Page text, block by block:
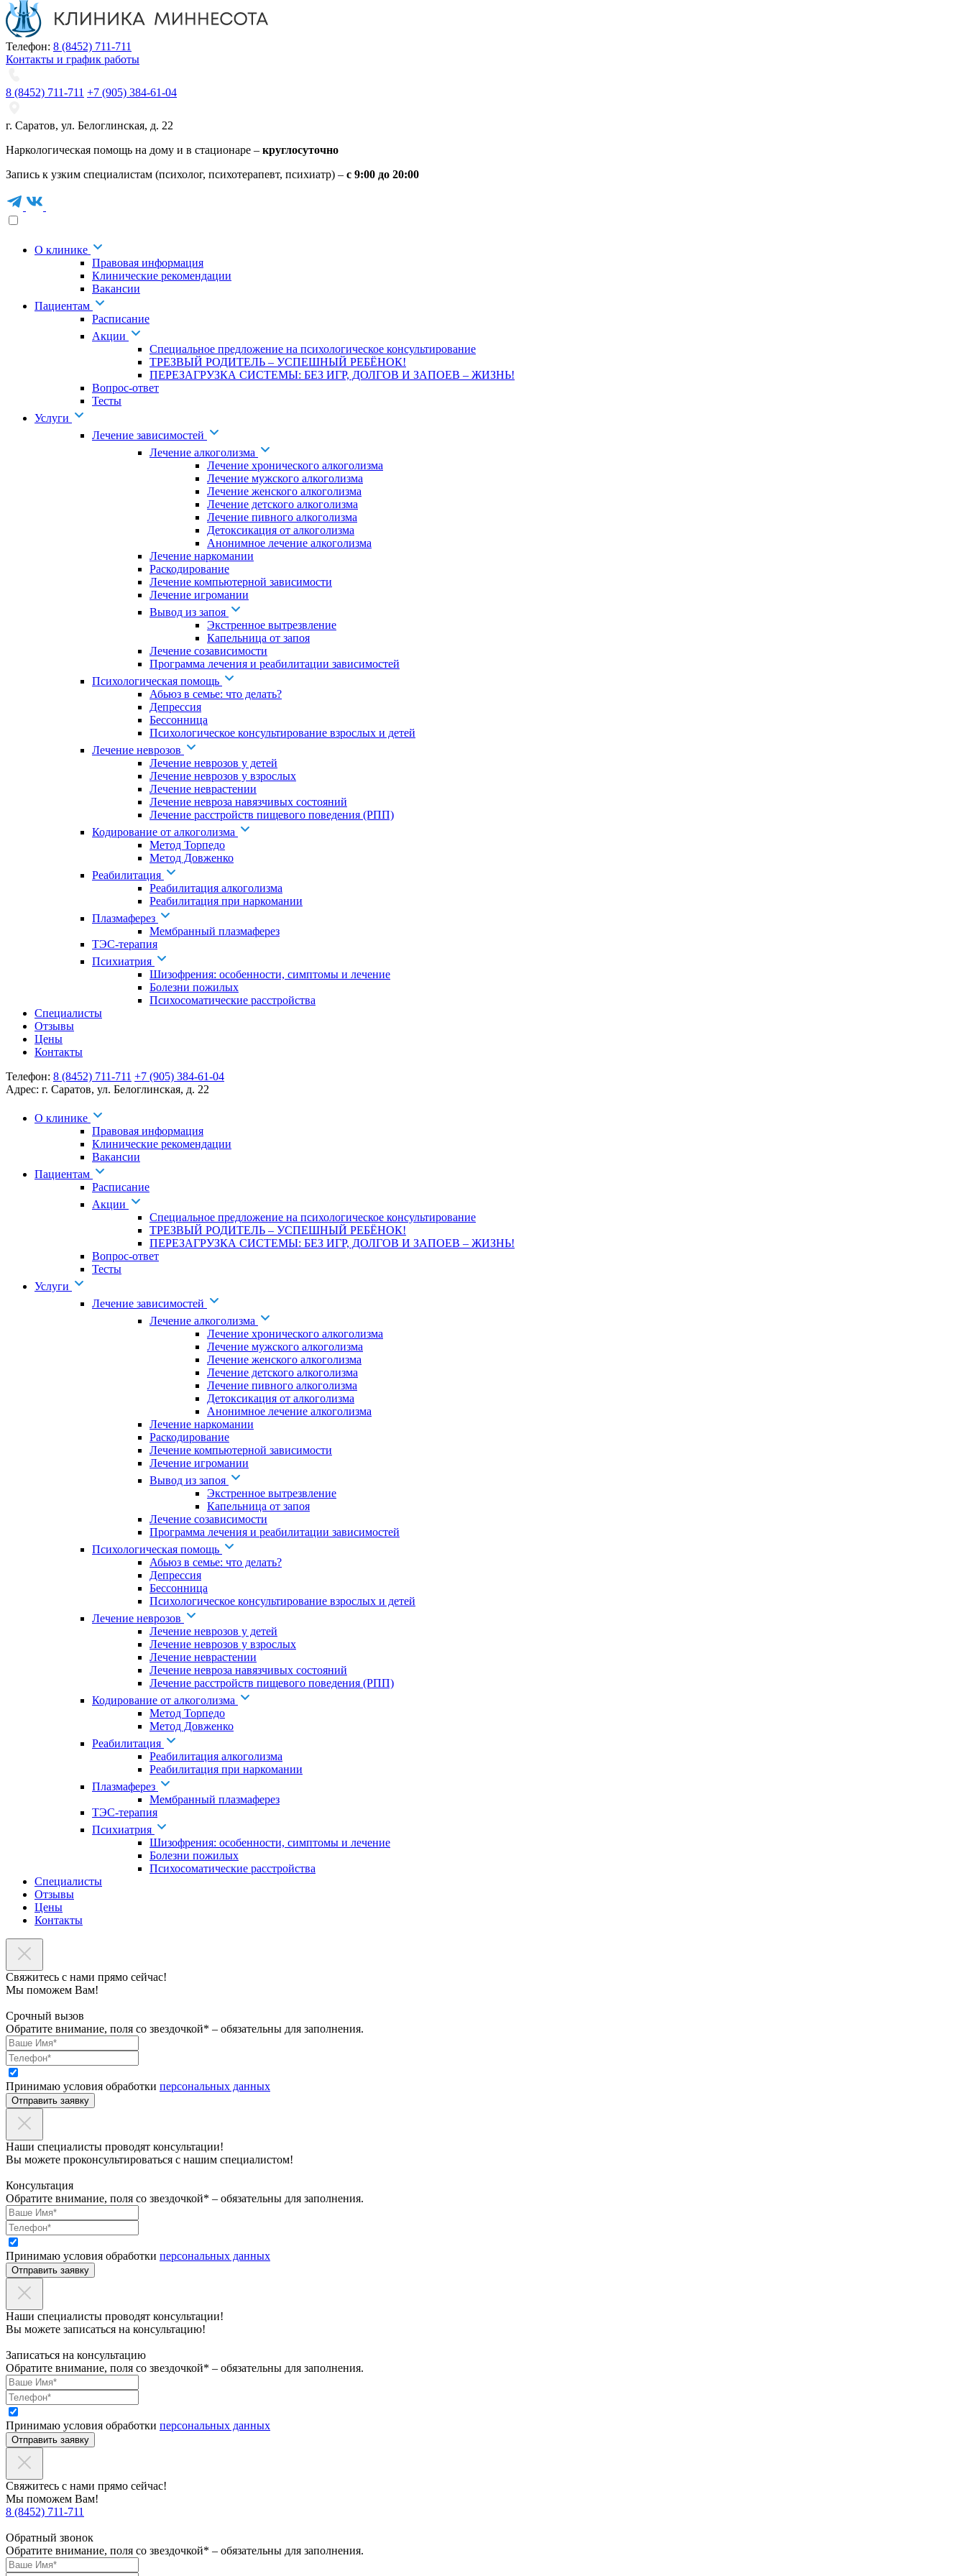
Телефон: 8 (8452) 711-711
Контакты и график работы
8 (8452) 711-711 +7 (905) 384-61-04
г. Саратов, ул. Белоглинская, д. 22
Наркологическая помощь на дому и в стационаре – круглосуточно
Запись к узким специалистам (психолог, психотерапевт, психиатр) – с 9:00 до 20:00
О клинике
Правовая информация
Клинические рекомендации
Вакансии
Пациентам
Расписание
Акции
Специальное предложение на психологическое консультирование
ТРЕЗВЫЙ РОДИТЕЛЬ – УСПЕШНЫЙ РЕБЁНОК!
ПЕРЕЗАГРУЗКА СИСТЕМЫ: БЕЗ ИГР, ДОЛГОВ И ЗАПОЕВ – ЖИЗНЬ!
Вопрос-ответ
Тесты
Услуги
Лечение зависимостей
Лечение алкоголизма
Лечение хронического алкоголизма
Лечение мужского алкоголизма
Лечение женского алкоголизма
Лечение детского алкоголизма
Лечение пивного алкоголизма
Детоксикация от алкоголизма
Анонимное лечение алкоголизма
Лечение наркомании
Раскодирование
Лечение компьютерной зависимости
Лечение игромании
Вывод из запоя
Экстренное вытрезвление
Капельница от запоя
Лечение созависимости
Программа лечения и реабилитации зависимостей
Психологическая помощь
Абьюз в семье: что делать?
Депрессия
Бессонница
Психологическое консультирование взрослых и детей
Лечение неврозов
Лечение неврозов у детей
Лечение неврозов у взрослых
Лечение неврастении
Лечение невроза навязчивых состояний
Лечение расстройств пищевого поведения (РПП)
Кодирование от алкоголизма
Метод Торпедо
Метод Довженко
Реабилитация
Реабилитация алкоголизма
Реабилитация при наркомании
Плазмаферез
Мембранный плазмаферез
ТЭС-терапия
Психиатрия
Шизофрения: особенности, симптомы и лечение
Болезни пожилых
Психосоматические расстройства
Специалисты
Отзывы
Цены
Контакты
Телефон: 8 (8452) 711-711 +7 (905) 384-61-04
Адрес: г. Саратов, ул. Белоглинская, д. 22
О клинике
Правовая информация
Клинические рекомендации
Вакансии
Пациентам
Расписание
Акции
Специальное предложение на психологическое консультирование
ТРЕЗВЫЙ РОДИТЕЛЬ – УСПЕШНЫЙ РЕБЁНОК!
ПЕРЕЗАГРУЗКА СИСТЕМЫ: БЕЗ ИГР, ДОЛГОВ И ЗАПОЕВ – ЖИЗНЬ!
Вопрос-ответ
Тесты
Услуги
Лечение зависимостей
Лечение алкоголизма
Лечение хронического алкоголизма
Лечение мужского алкоголизма
Лечение женского алкоголизма
Лечение детского алкоголизма
Лечение пивного алкоголизма
Детоксикация от алкоголизма
Анонимное лечение алкоголизма
Лечение наркомании
Раскодирование
Лечение компьютерной зависимости
Лечение игромании
Вывод из запоя
Экстренное вытрезвление
Капельница от запоя
Лечение созависимости
Программа лечения и реабилитации зависимостей
Психологическая помощь
Абьюз в семье: что делать?
Депрессия
Бессонница
Психологическое консультирование взрослых и детей
Лечение неврозов
Лечение неврозов у детей
Лечение неврозов у взрослых
Лечение неврастении
Лечение невроза навязчивых состояний
Лечение расстройств пищевого поведения (РПП)
Кодирование от алкоголизма
Метод Торпедо
Метод Довженко
Реабилитация
Реабилитация алкоголизма
Реабилитация при наркомании
Плазмаферез
Мембранный плазмаферез
ТЭС-терапия
Психиатрия
Шизофрения: особенности, симптомы и лечение
Болезни пожилых
Психосоматические расстройства
Специалисты
Отзывы
Цены
Контакты
Свяжитесь с нами прямо сейчас!
Мы поможем Вам!
Срочный вызов
Обратите внимание, поля со звездочкой* – обязательны для заполнения.
Принимаю условия обработки персональных данных
Отправить заявку
Наши специалисты проводят консультации!
Вы можете проконсультироваться с нашим специалистом!
Консультация
Обратите внимание, поля со звездочкой* – обязательны для заполнения.
Принимаю условия обработки персональных данных
Отправить заявку
Наши специалисты проводят консультации!
Вы можете записаться на консультацию!
Записаться на консультацию
Обратите внимание, поля со звездочкой* – обязательны для заполнения.
Принимаю условия обработки персональных данных
Отправить заявку
Свяжитесь с нами прямо сейчас!
Мы поможем Вам!
8 (8452) 711-711
Обратный звонок
Обратите внимание, поля со звездочкой* – обязательны для заполнения.